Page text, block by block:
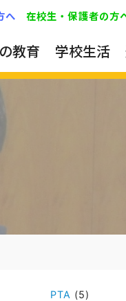
へ 在校生・保護者の方
教育 学校生活
PTA (5)